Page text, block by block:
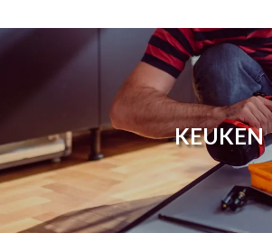
KEUKEN